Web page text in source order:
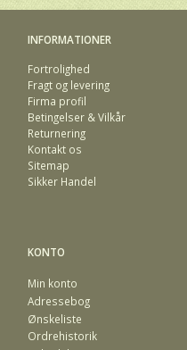
INFORMATIONER
Fortrolighed
Fragt og levering
Firma profil
Betingelser & Vilkår
Returnering
Kontakt os
Sitemap
Sikker Handel
KONTO
Min konto
Adressebog
Ønskeliste
Ordrehistorik